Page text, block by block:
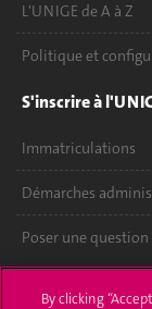
L'UNIGE de A à Z
Politique et
S'inscrire à
Immatriculations
Démarches
Poser une question
By clicking